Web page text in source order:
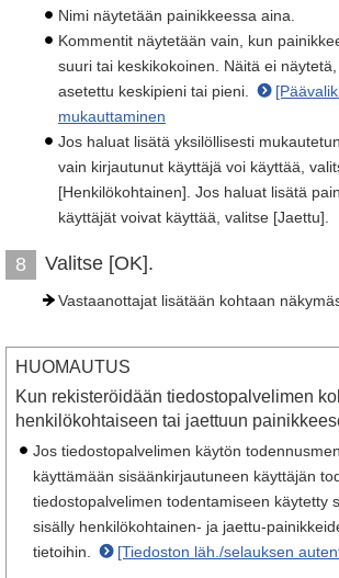
Nimi näytetään painikkeessa aina.
Kommentit näytetään vain, kun
suuri tai keskikokoinen. Näitä ei
asetettu keskipieni tai pieni.
mukauttaminen
Jos haluat lisätä yksilöllisesti
vain kirjautunut käyttäjä voi käyttää,
[Henkilökohtainen]. Jos haluat lisätä
käyttäjät voivat käyttää, valitse [Jaettu].
8 Valitse [OK].
Vastaanottajat lisätään kohtaan
HUOMAUTUS
Kun rekisteröidään tiedostopalvelimen
henkilökohtaiseen tai jaettuun
Jos tiedostopalvelimen käytön
käyttämään sisäänkirjautuneen käyttäjän
tiedostopalvelimen todentamiseen käytetty
sisälly henkilökohtainen- ja jaettu-
tietoihin.
[Tiedoston läh./selauksen